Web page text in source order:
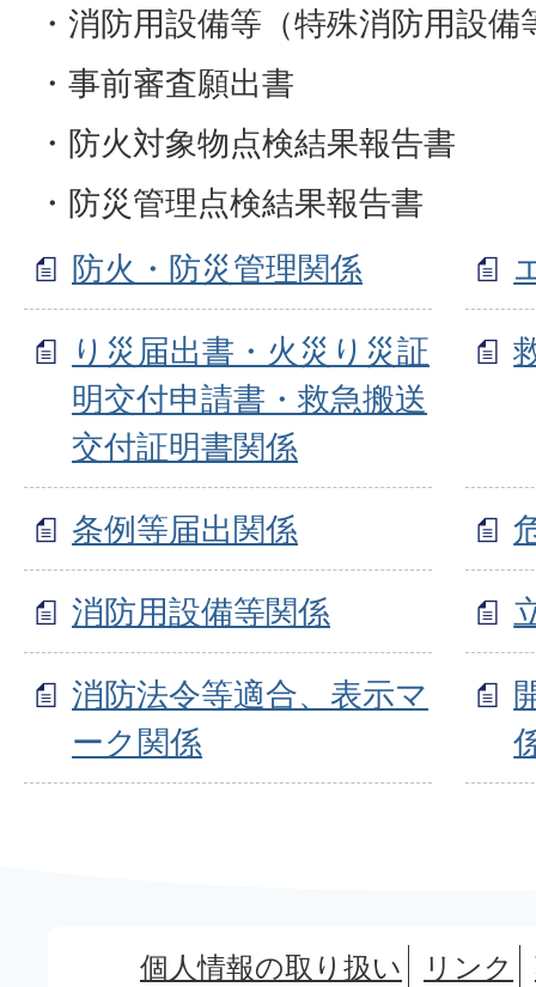
・消防用設備等（特殊消防用設
・事前審査願出書
・防火対象物点検結果報告書
・防災管理点検結果報告書
防火・防災管理関係
り災届出書・火災り災証
明交付申請書・救急搬送
交付証明書関係
条例等届出関係
消防用設備等関係
消防法令等適合、表示マ
ーク関係
個人情報の取り扱い リンク